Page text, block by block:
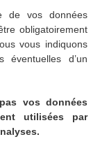
de vos données
obligatoirement
vous indiquons
éventuelles d’un
vos données
utilisées par